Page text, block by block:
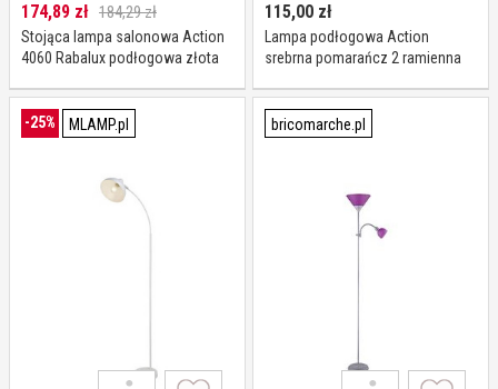
174,89 zł 184,29 zł
Stojąca lampa salonowa Action
4060 Rabalux podłogowa złota
115,00 zł
Lampa podłogowa Action
srebrna pomarańcz 2 ramienna
-25% MLAMP.pl bricomarche.pl